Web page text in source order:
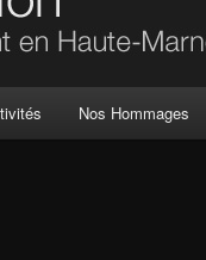
Nos Hommages